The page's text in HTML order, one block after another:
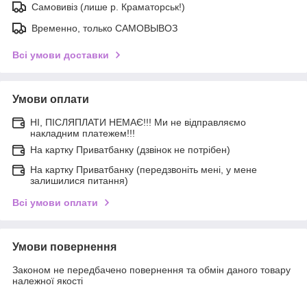
Самовивіз (лише р. Краматорськ!)
Временно, только САМОВЫВОЗ
Всі умови доставки
Умови оплати
НІ, ПІСЛЯПЛАТИ НЕМАЄ!!! Ми не відправляємо
накладним платежем!!!
На картку Приватбанку (дзвінок не потрібен)
На картку Приватбанку (передзвоніть мені, у мене
залишилися питання)
Всі умови оплати
Умови повернення
Законом не передбачено повернення та обмін даного товару
належної якості